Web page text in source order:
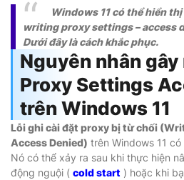
Windows 11 có thể hiển
writing proxy settings – access
Dưới đây là cách khắc phục.
Nguyên nhân
Proxy Settings
trên Windows 11
Lỗi ghi cài đặt proxy bị từ chối
Access Denied) trên Windows 11
Nó có thể xảy ra sau khi thực hiện
động nguội ( cold start ) hoặc khi